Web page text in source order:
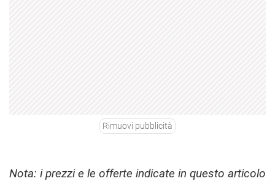
Rimuovi pubblicità
Nota: i prezzi e le offerte indicate in questo articolo